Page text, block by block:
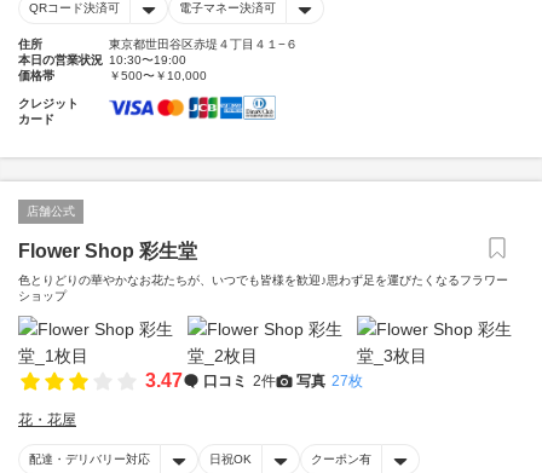
QRコード決済可 電子マネー決済可
住所
東京都世田谷区赤堤４丁目４１−６
本日の営業状況 10:30〜19:00
価格帯
￥500〜￥10,000
クレジット
カード
店舗公式
Flower Shop 彩生堂
色とりどりの華やかなお花たちが、いつでも皆様を歓迎♪思わず足を運びたくなるフラワー
ショップ
3.47 口コミ 2件 写真 27枚
花・花屋
配達・デリバリー対応 日祝OK クーポン有